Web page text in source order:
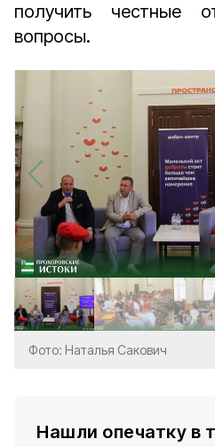
получить честные
вопросы.
Фото: Наталья Сакович
Нашли опечатку в